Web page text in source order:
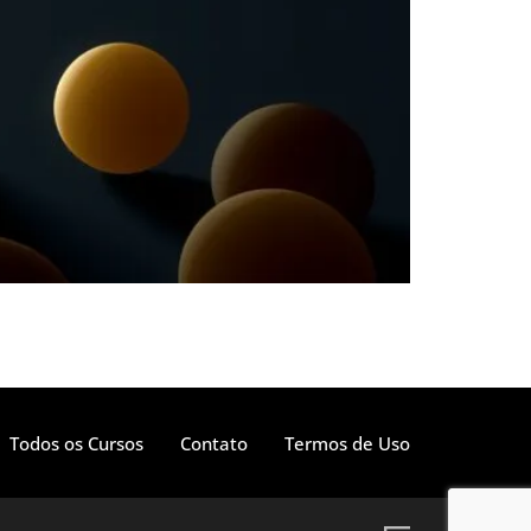
Todos os Cursos Contato Termos de Uso